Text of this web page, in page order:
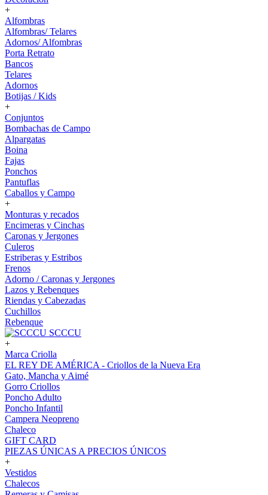
+
Alfombras
Alfombras/ Telares
Adornos/ Alfombras
Porta Retrato
Bancos
Telares
Adornos
Botijas / Kids
+
Conjuntos
Bombachas de Campo
Alpargatas
Boina
Fajas
Ponchos
Pantuflas
Caballos y Campo
+
Monturas y recados
Encimeras y Cinchas
Caronas y Jergones
Culeros
Estriberas y Estribos
Frenos
Adorno / Caronas y Jergones
Lazos y Rebenques
Riendas y Cabezadas
Cuchillos
Rebenque
SCCCU
+
Marca Criolla
EL REY DE AMÉRICA - Criollos de la Nueva Era
Gato, Mancha y Aimé
Gorro Criollos
Poncho Adulto
Poncho Infantil
Campera Neopreno
Chaleco
GIFT CARD
PIEZAS ÚNICAS A PRECIOS ÚNICOS
+
Vestidos
Chalecos